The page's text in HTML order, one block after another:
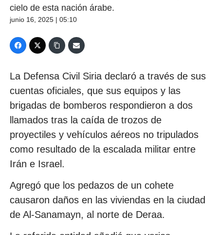
cielo de esta nación árabe.
junio 16, 2025 | 05:10
La Defensa Civil Siria declaró a través de sus
cuentas oficiales, que sus equipos y las
brigadas de bomberos respondieron a dos
llamados tras la caída de trozos de
proyectiles y vehículos aéreos no tripulados
como resultado de la escalada militar entre
Irán e Israel.
Agregó que los pedazos de un cohete
causaron daños en las viviendas en la ciudad
de Al-Sanamayn, al norte de Deraa.